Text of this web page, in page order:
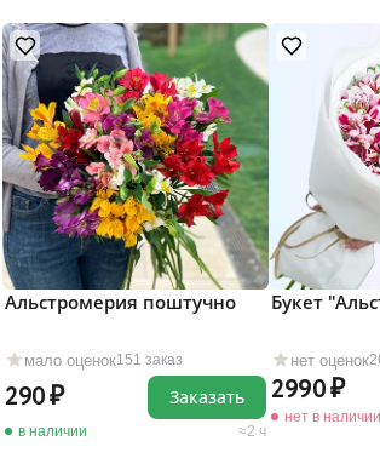
мало оценок151 заказ
Альстромерия поштучно
290
в наличии 2 ч
Заказать
нет оценок
Букет
2990
нет в наличии